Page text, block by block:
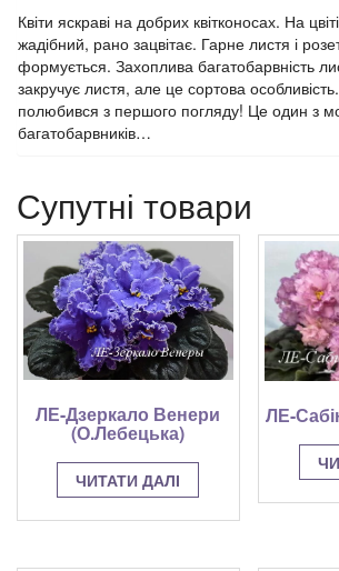
Квіти яскраві на добрих квітконосах. На
жадібний, рано зацвітає. Гарне листя і
формується. Захоплива багатобарвність
закручує листя, але це сортова
полюбився з першого погляду! Це один з
багатобарвників…
Супутні товари
ЛЕ-Дзеркало Венери
(О.Лебецька)
ЧИТАТИ ДАЛІ
ЛЕ-